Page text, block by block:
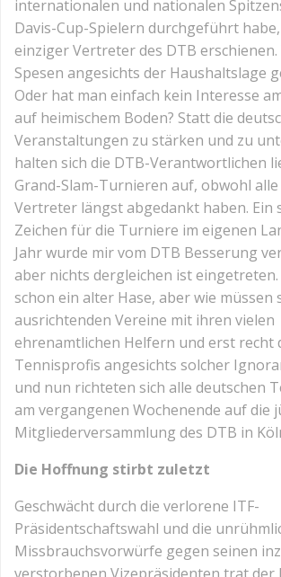
internationalen und nationalen
Davis-Cup-Spielern durchgeführt
einziger Vertreter des DTB erschienen.
Spesen angesichts der Haushaltslage
Oder hat man einfach kein Interesse
auf heimischem Boden? Statt die
Veranstaltungen zu stärken und zu
halten sich die DTB-Verantwortlichen
Grand-Slam-Turnieren auf, obwohl
Vertreter längst abgedankt haben. Ein
Zeichen für die Turniere im eigenen
Jahr wurde mir vom DTB Besserung
aber nichts dergleichen ist
schon ein alter Hase, aber wie müssen
ausrichtenden Vereine mit ihren vielen
ehrenamtlichen Helfern und erst recht
Tennisprofis angesichts solcher
und nun richteten sich alle deutschen
am vergangenen Wochenende auf die
Mitgliederversammlung des DTB in
Die Hoffnung stirbt zuletzt
Geschwächt durch die verlorene ITF-
Präsidentschaftswahl und die
Missbrauchsvorwürfe gegen seinen